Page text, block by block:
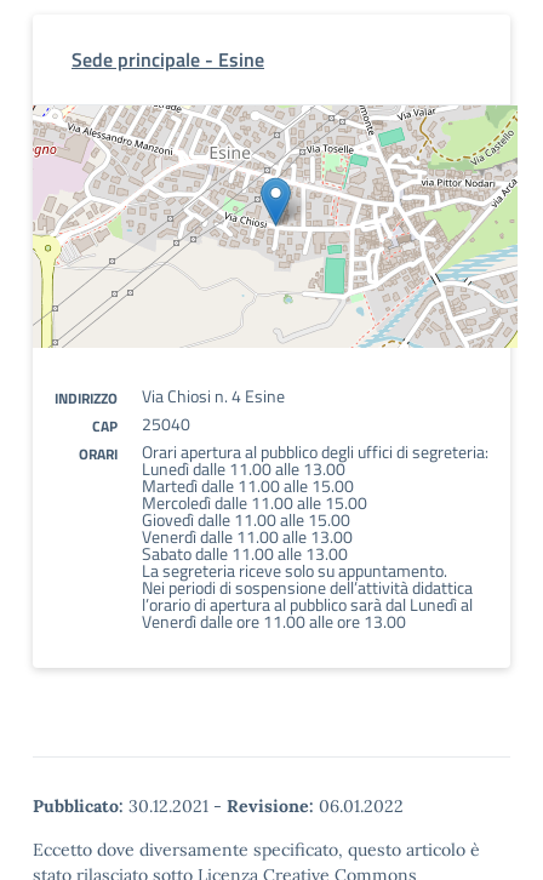
Sede principale - Esine
INDIRIZZO Via Chiosi n. 4 Esine
CAP 25040
ORARI Orari apertura al pubblico degli uffici di segreteria:
Lunedì dalle 11.00 alle 13.00
Martedì dalle 11.00 alle 15.00
Mercoledì dalle 11.00 alle 15.00
Giovedì dalle 11.00 alle 15.00
Venerdì dalle 11.00 alle 13.00
Sabato dalle 11.00 alle 13.00
La segreteria riceve solo su appuntamento.
Nei periodi di sospensione dell’attività didattica
l’orario di apertura al pubblico sarà dal Lunedì al
Venerdì dalle ore 11.00 alle ore 13.00
Pubblicato: 30.12.2021 - Revisione: 06.01.2022
Eccetto dove diversamente specificato, questo articolo è
stato rilasciato sotto Licenza Creative Commons